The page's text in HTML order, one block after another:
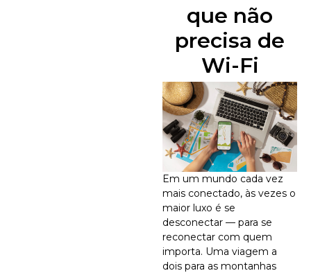
que não
precisa de
Wi-Fi
Em um mundo cada vez
mais conectado, às vezes o
maior luxo é se
desconectar — para se
reconectar com quem
importa. Uma viagem a
dois para as montanhas